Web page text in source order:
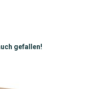
gefallen!